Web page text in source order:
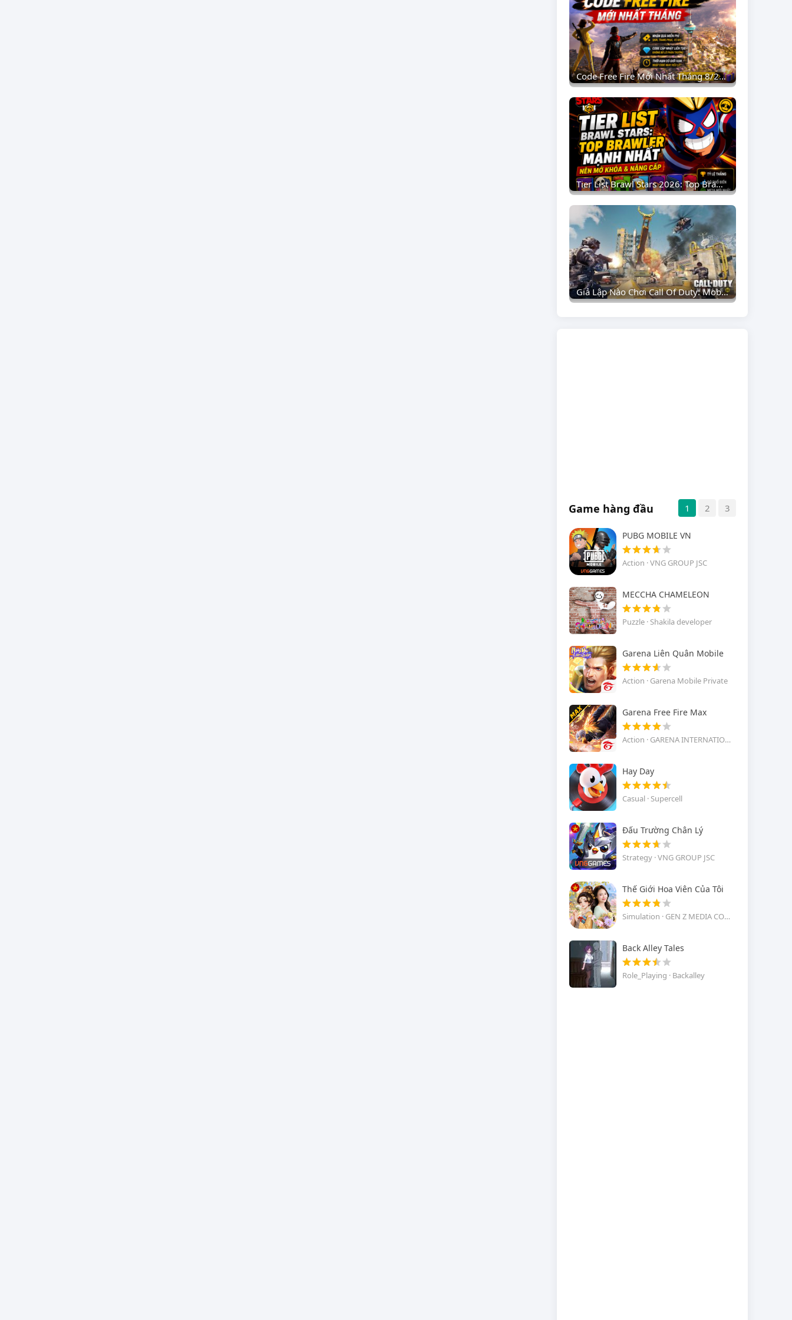
Code Free Fire Mới Nhất Tháng 8/2026: Nhận Quà Miễn Phí
Tier List Brawl Stars 2026: Top Brawler Mạnh Nhất Nên Mở Khóa & Nâng Cấp
Giả Lập Nào Chơi Call Of Duty: Mobile VN Trên PC Mượt Nhất? (Cập Nhật 2026)
Game hàng đầu 1 2 3
PUBG MOBILE VN
Action · VNG GROUP JSC
MECCHA CHAMELEON
Puzzle · Shakila developer
Garena Liên Quân Mobile
Action · Garena Mobile Private
Garena Free Fire Max
Action · GARENA INTERNATIONAL I
Hay Day
Casual · Supercell
Đấu Trường Chân Lý
Strategy · VNG GROUP JSC
Thế Giới Hoa Viên Của Tôi
Simulation · GEN Z MEDIA COMPANY LIMITED
Back Alley Tales
Role_Playing · Backalley